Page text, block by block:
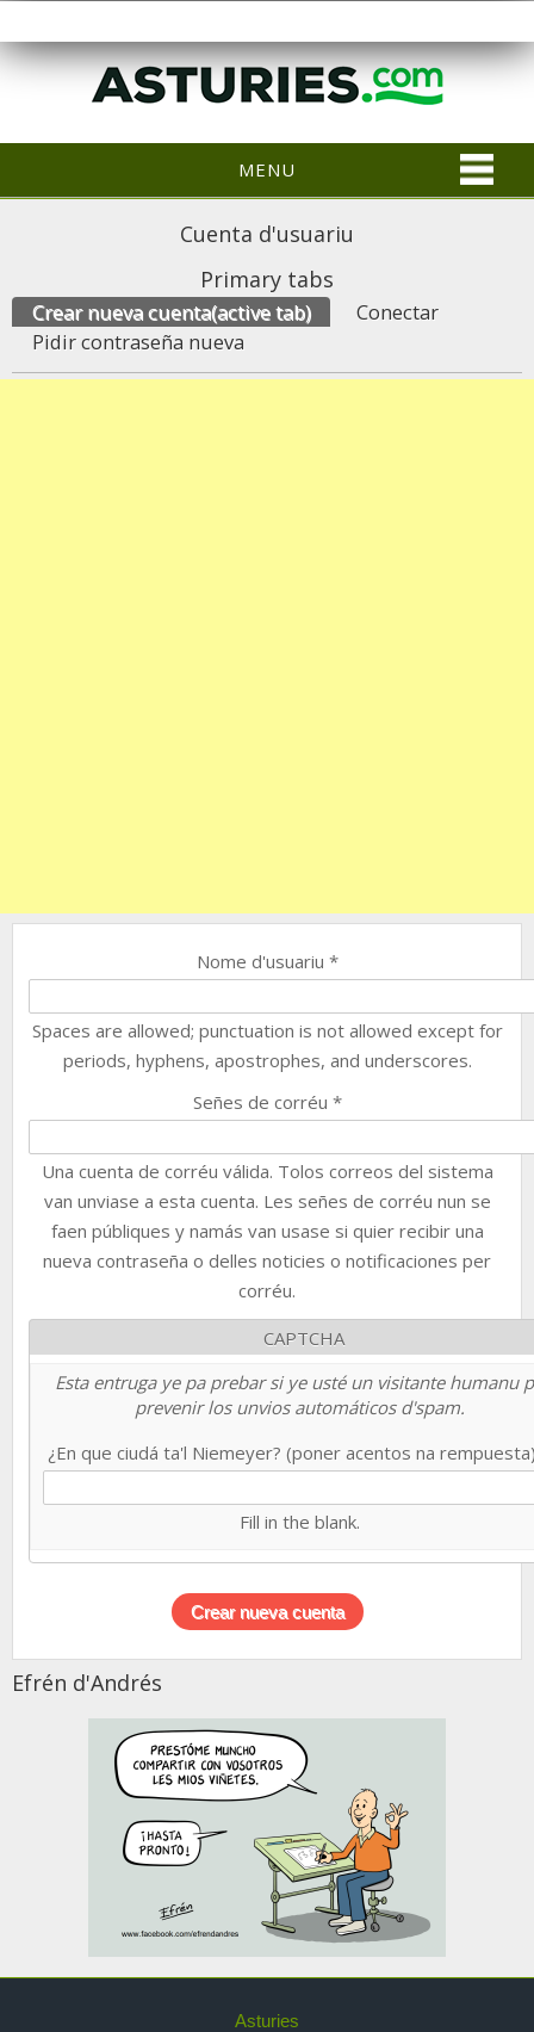
MENU
Cuenta d'usuariu
Primary tabs
Crear nueva cuenta(active tab)
Conectar
Pidir contraseña nueva
Nome d'usuariu *
Spaces are allowed; punctuation is not allowed except for
periods, hyphens, apostrophes, and underscores.
Señes de corréu *
Una cuenta de corréu válida. Tolos correos del sistema
van unviase a esta cuenta. Les señes de corréu nun se
faen públiques y namás van usase si quier recibir una
nueva contraseña o delles noticies o notificaciones per
corréu.
CAPTCHA
Esta entruga ye pa prebar si ye usté un visitante humanu
prevenir los unvios automáticos d'spam.
¿En que ciudá ta'l Niemeyer? (poner acentos na
Fill in the blank.
Efrén d'Andrés
Asturies